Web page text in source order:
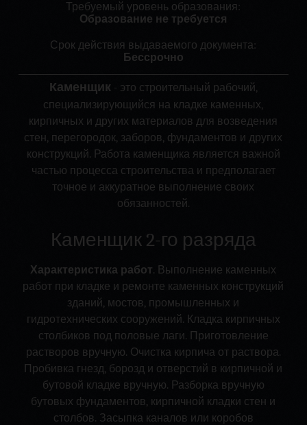
Требуемый уровень образования:
Образование не требуется
Срок действия выдаваемого документа:
Бессрочно
Каменщик- это строительный рабочий,
специализирующийся на кладке каменных,
кирпичных и других материалов для возведения
стен, перегородок, заборов, фундаментов и других
конструкций. Работа каменщика является важной
частью процесса строительства и предполагает
точное и аккуратное выполнение своих
обязанностей.
Каменщик 2-го разряда
Характеристика работ. Выполнение каменных
работ при кладке и ремонте каменных конструкций
зданий, мостов, промышленных и
гидротехнических сооружений. Кладка кирпичных
столбиков под половые лаги. Приготовление
растворов вручную. Очистка кирпича от раствора.
Пробивка гнезд, борозд и отверстий в кирпичной и
бутовой кладке вручную. Разборка вручную
бутовых фундаментов, кирпичной кладки стен и
столбов. Засыпка каналов или коробов